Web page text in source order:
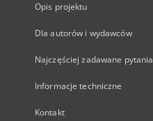
Opis projektu
Dla autorów i wydawców
Najczęściej zadawane pytania
Informacje techniczne
Kontakt